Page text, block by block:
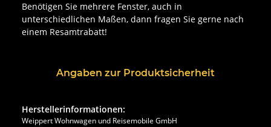
Benötigen Sie mehrere Fenster, auch in
unterschiedlichen Maßen, dann fragen Sie gerne nach
einem Resamtrabatt!
Angaben zur Produktsicherheit
Herstellerinformationen:
Weippert Wohnwagen und Reisemobile GmbH